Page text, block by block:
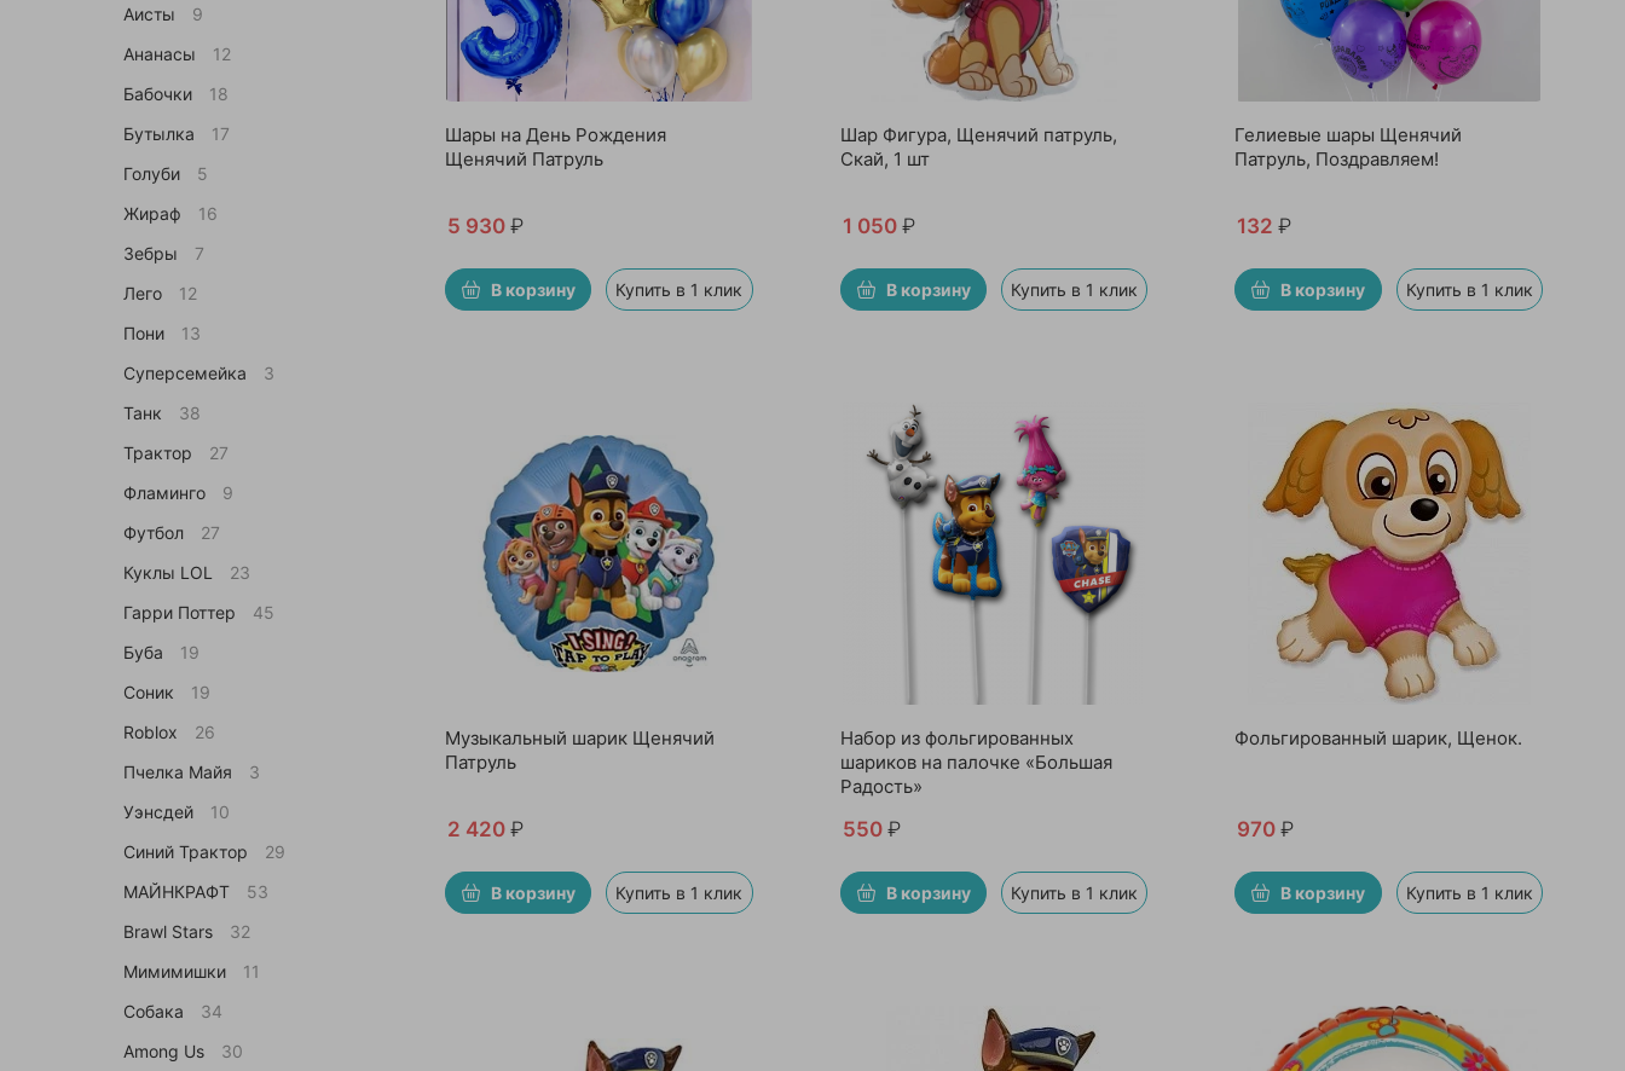
Шары на День Рождения
Щенячий Патруль
5 930 ₽
В корзину Купить в 1 клик
Шар Фигура, Щенячий патруль,
Скай, 1 шт
1 050 ₽
В корзину Купить в 1 клик
Гелиевые шары Щенячий
Патруль, Поздравляем!
132₽
В корзину Купить в 1 клик
Музыкальный шарик Щенячий
Патруль
2 420 ₽
В корзину Купить в 1 клик
Набор из фольгированных
шариков на палочке «Большая
Радость»
550 ₽
В корзину Купить в 1 клик
Фольгированный шарик, Щенок.
970₽
В корзину Купить в 1 клик
Аисты
9
Ананасы
12
Бабочки
18
Бутылка
17
Голуби
5
Жираф
16
Зебры
7
Лего
12
Пони
13
Суперсемейка
3
Танк
38
Трактор
27
Фламинго
9
Футбол
27
Куклы LOL
23
Гарри Поттер
45
Буба
19
Соник
19
Roblox
26
Пчелка Майя
3
Уэнсдей
10
Синий Трактор
29
МАЙНКРАФТ
53
Brawl Stars
32
Мимимишки
11
Собака
34
Among Us
30